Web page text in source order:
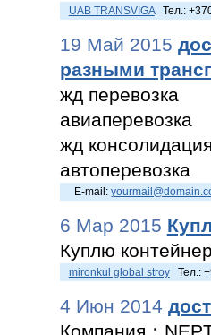
UAB TRANSVIGAТел.:
19 Май 2015
разными
жд перевозка
авиаперевозка
жд
автоперевозка
E-mail:
6 Мар 2015
Куплю
mironkul global stroyТел.:
4 Июн 2014